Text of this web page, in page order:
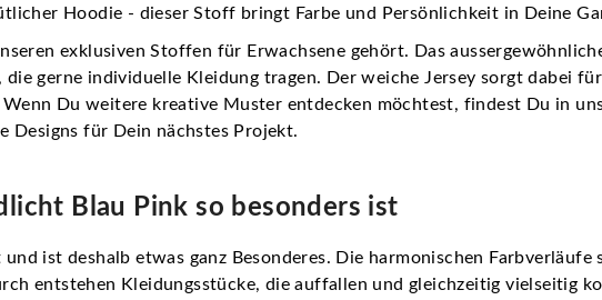
Hoodie - dieser Stoff bringt Farbe und Persönlichkeit in Deine
exklusiven Stoffen für Erwachsene gehört. Das
gerne individuelle Kleidung tragen. Der weiche Jersey sorgt dabei
Du weitere kreative Muster entdecken möchtest, findest Du in
Designs für Dein nächstes Projekt.
Blau Pink so besonders ist
und ist deshalb etwas ganz Besonderes. Die harmonischen Farbverläufe
entstehen Kleidungsstücke, die auffallen und gleichzeitig vielseitig